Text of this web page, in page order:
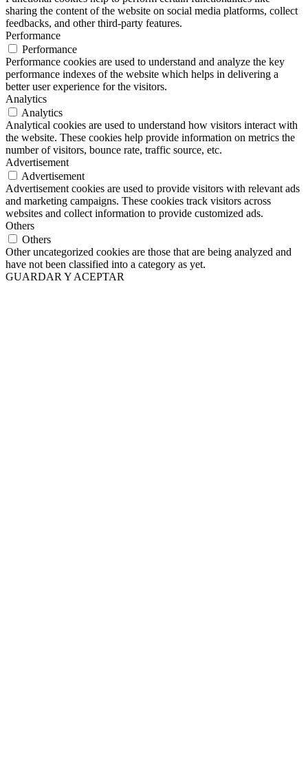
sharing the content of the website on social media platforms, collect
feedbacks, and other third-party features.
Performance
Performance
Performance cookies are used to understand and analyze the key
performance indexes of the website which helps in delivering a
better user experience for the visitors.
Analytics
Analytics
Analytical cookies are used to understand how visitors interact with
the website. These cookies help provide information on metrics the
number of visitors, bounce rate, traffic source, etc.
Advertisement
Advertisement
Advertisement cookies are used to provide visitors with relevant ads
and marketing campaigns. These cookies track visitors across
websites and collect information to provide customized ads.
Others
Others
Other uncategorized cookies are those that are being analyzed and
have not been classified into a category as yet.
GUARDAR Y ACEPTAR